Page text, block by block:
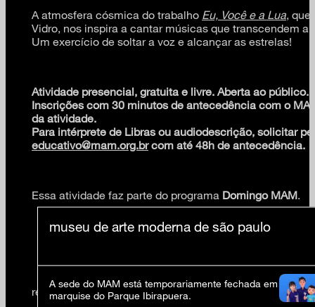
A atmosfera cósmica do trabalho Eu, Você e a Lua ,
Vidro, nos inspira a cantar músicas que transcendem a
Um exercício de soltar a voz e alcançar as estrelas!
Atividade presencial, gratuita e livre. Aberta ao público.
Inscrições com 30 minutos de antecedência com o
da atividade.
Para intérprete de Libras ou audiodescrição, solicitar
educativo@mam.org.brcom até 48h de antecedência.
Essa atividade faz parte do programa Domingo MAM
patrocínio
realização
museu de arte moderna de são paulo
A sede do MAM está temporariamente fechada em virtude
marquise do Parque Ibirapuera.